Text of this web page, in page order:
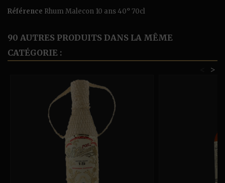
Référence Rhum Malecon 10 ans 40° 70cl
90 AUTRES PRODUITS DANS LA MÊME
CATÉGORIE :
>